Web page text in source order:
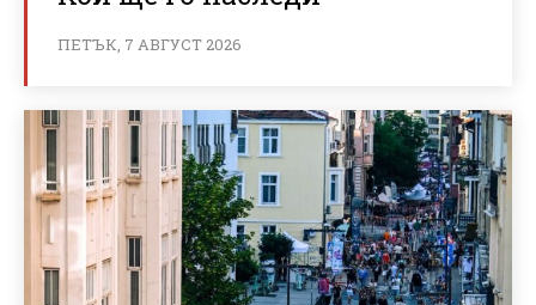
ПЕТЪК, 7 АВГУСТ 2026